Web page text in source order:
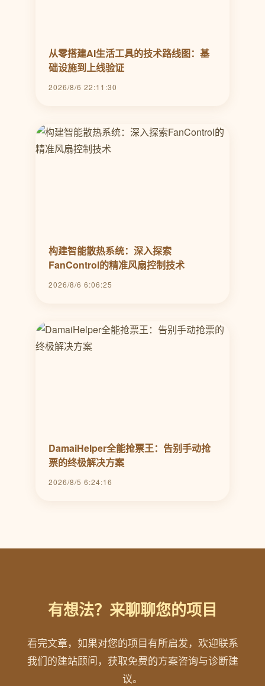
从零搭建AI生活工具的技术路线图：基
础设施到上线验证
2026/8/6 22:11:30
构建智能散热系统：深入探索
FanControl的精准风扇控制技术
2026/8/6 6:06:25
DamaiHelper全能抢票王：告别手动抢
票的终极解决方案
2026/8/5 6:24:16
有想法？来聊聊您的项目
看完文章，如果对您的项目有所启发，欢迎联系
我们的建站顾问，获取免费的方案咨询与诊断建
议。